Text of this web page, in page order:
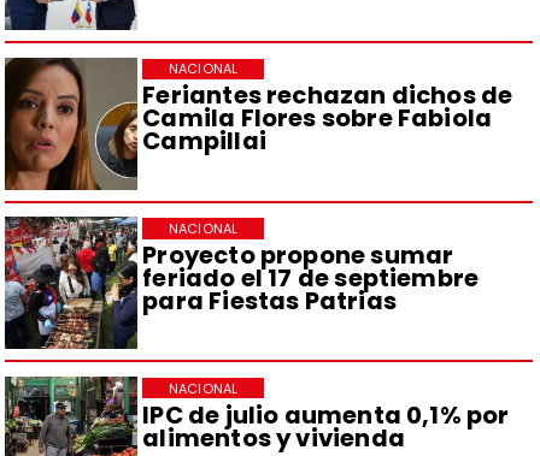
Feriantes rechazan dichos de
Camila Flores sobre Fabiola
Campillai
NACIONAL
Proyecto propone sumar
feriado el 17 de septiembre
para Fiestas Patrias
NACIONAL
IPC de julio aumenta 0,1% por
alimentos y vivienda
NACIONAL